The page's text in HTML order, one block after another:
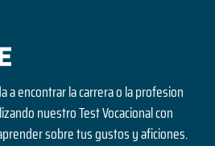
a encontrar la carrera o la profesion
nuestro Test Vocacional con
sobre tus gustos y aficiones.